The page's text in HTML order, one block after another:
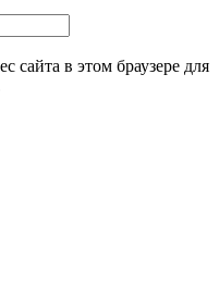
сайта в этом браузере для